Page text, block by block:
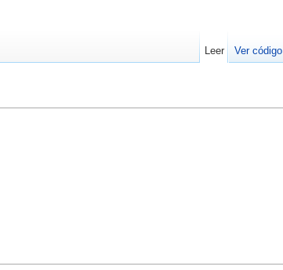
Leer Ver código